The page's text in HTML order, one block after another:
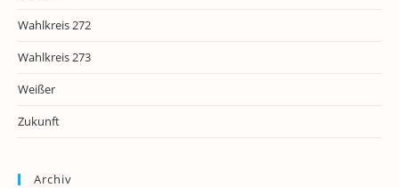
Wahlkreis 272
Wahlkreis 273
Weißer
Zukunft
Archiv